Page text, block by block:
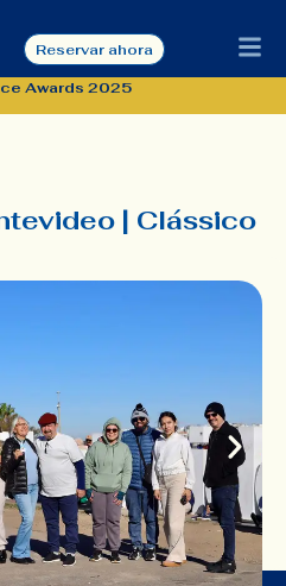
Reservar ahora
Awards 2025
| Clássico